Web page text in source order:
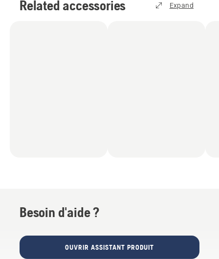
Related accessories Expand
Besoin d'aide ?
OUVRIR ASSISTANT PRODUIT